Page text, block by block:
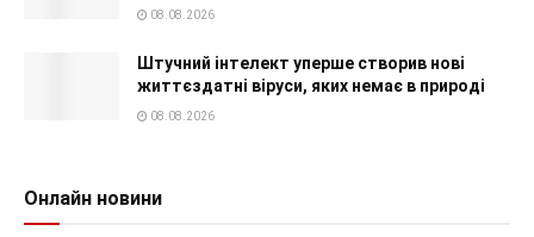
08.08.2026
Штучний інтелект уперше створив нові
життєздатні віруси, яких немає в природі
08.08.2026
Онлайн новини